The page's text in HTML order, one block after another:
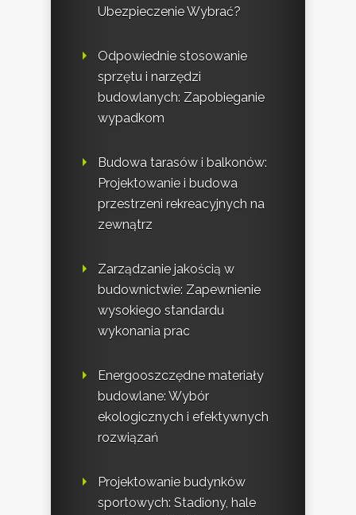
Ubezpieczenie Wybrać?
Odpowiednie stosowanie
sprzętu i narzędzi
budowlanych: Zapobieganie
wypadkom
Budowa tarasów i balkonów:
Projektowanie i budowa
przestrzeni rekreacyjnych na
zewnątrz
Zarządzanie jakością w
budownictwie: Zapewnienie
wysokiego standardu
wykonania prac
Energooszczędne materiały
budowlane: Wybór
ekologicznych i efektywnych
rozwiązań
Projektowanie budynków
sportowych: Stadiony, hale